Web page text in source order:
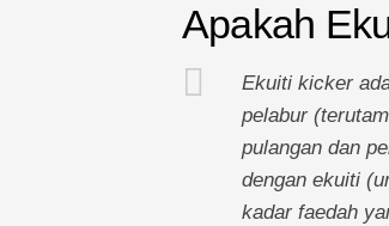
Apakah
Ekuiti kicker
pelabur
pulangan dan
dengan ekuiti
kadar faedah